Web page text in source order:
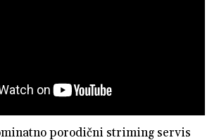
porodični striming servis